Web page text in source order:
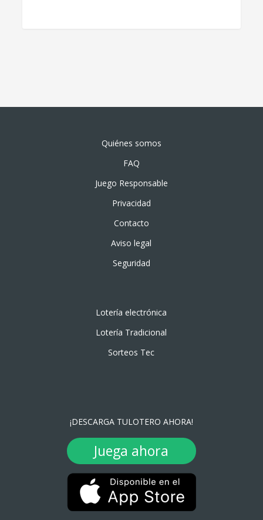
Quiénes somos
FAQ
Juego Responsable
Privacidad
Contacto
Aviso legal
Seguridad
Lotería electrónica
Lotería Tradicional
Sorteos Tec
¡DESCARGA TULOTERO AHORA!
Juega ahora